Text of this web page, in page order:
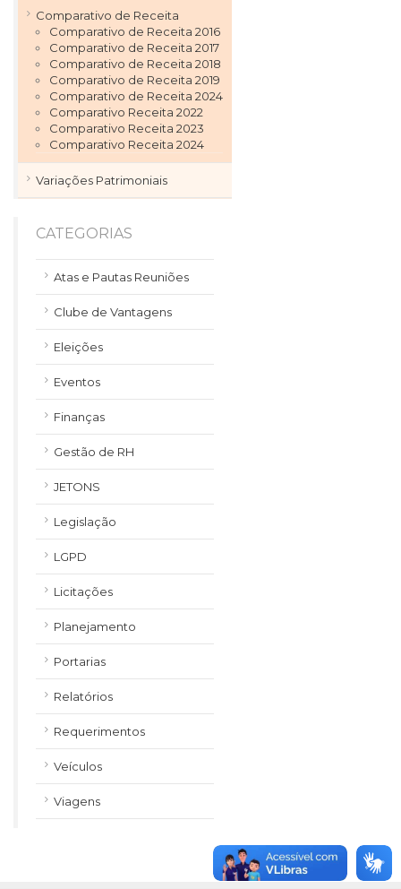
Comparativo de Receita
Comparativo de Receita 2016
Comparativo de Receita 2017
Comparativo de Receita 2018
Comparativo de Receita 2019
Comparativo de Receita 2024
Comparativo Receita 2022
Comparativo Receita 2023
Comparativo Receita 2024
Variações Patrimoniais
CATEGORIAS
Atas e Pautas Reuniões
Clube de Vantagens
Eleições
Eventos
Finanças
Gestão de RH
JETONS
Legislação
LGPD
Licitações
Planejamento
Portarias
Relatórios
Requerimentos
Veículos
Viagens